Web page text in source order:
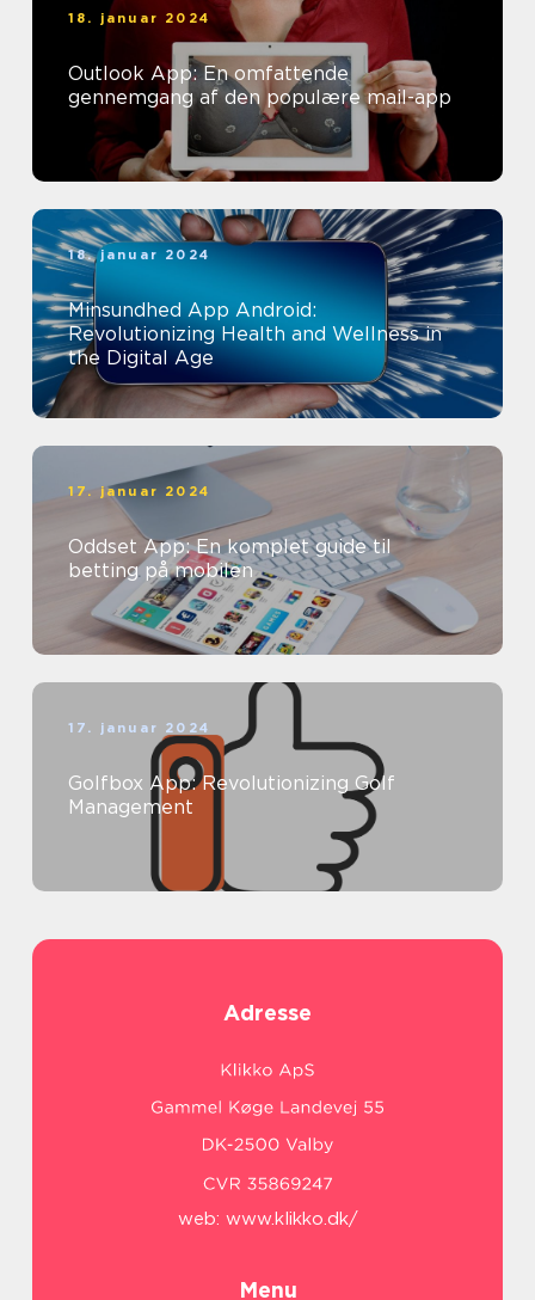
18. januar 2024
Outlook App: En omfattende
gennemgang af den populære mail-app
18. januar 2024
Minsundhed App Android:
Revolutionizing Health and Wellness in
the Digital Age
17. januar 2024
Oddset App: En komplet guide til
betting på mobilen
17. januar 2024
Golfbox App: Revolutionizing Golf
Management
Adresse
web: www.klikko.dk/
Menu